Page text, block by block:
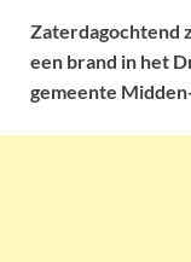
Zaterdagochtend
een brand in het
gemeente